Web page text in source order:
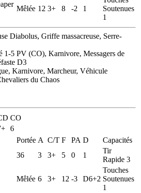
Mêlée 12 3+ 8 -2 1
Soutenues
1
Diabolus, Griffe massacreuse, Serre-
1-5 PV (CO), Karnivore, Messagers de
D3
Karnivore, Marcheur, Véhicule
du Chaos
CO
6
Portée A C/T F PA D
Capacités
36 3 3+ 5 0 1
Tir
Rapide 3
Mêlée 6 3+ 12 -3 D6+2
Touches
Soutenues
1